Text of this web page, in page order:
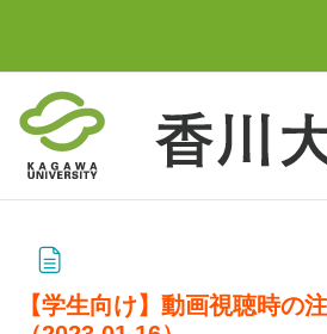
【学生向け】動画視聴時の